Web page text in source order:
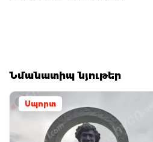
Նմանատիպ նյութեր
Սպորտ